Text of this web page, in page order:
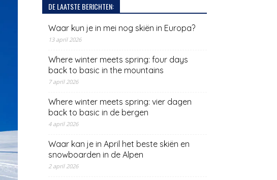
DE LAATSTE BERICHTEN:
Waar kun je in mei nog skiën in Europa?
13 april 2026
Where winter meets spring: four days
back to basic in the mountains
7 april 2026
Where winter meets spring: vier dagen
back to basic in de bergen
4 april 2026
Waar kan je in April het beste skiën en
snowboarden in de Alpen
2 april 2026